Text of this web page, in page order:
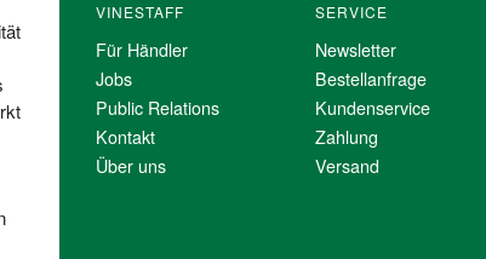
VINESTAFF
Für Händler
Jobs
Public Relations
Kontakt
Über uns
SERVICE
Newsletter
Bestellanfrage
Kundenservice
Zahlung
Versand